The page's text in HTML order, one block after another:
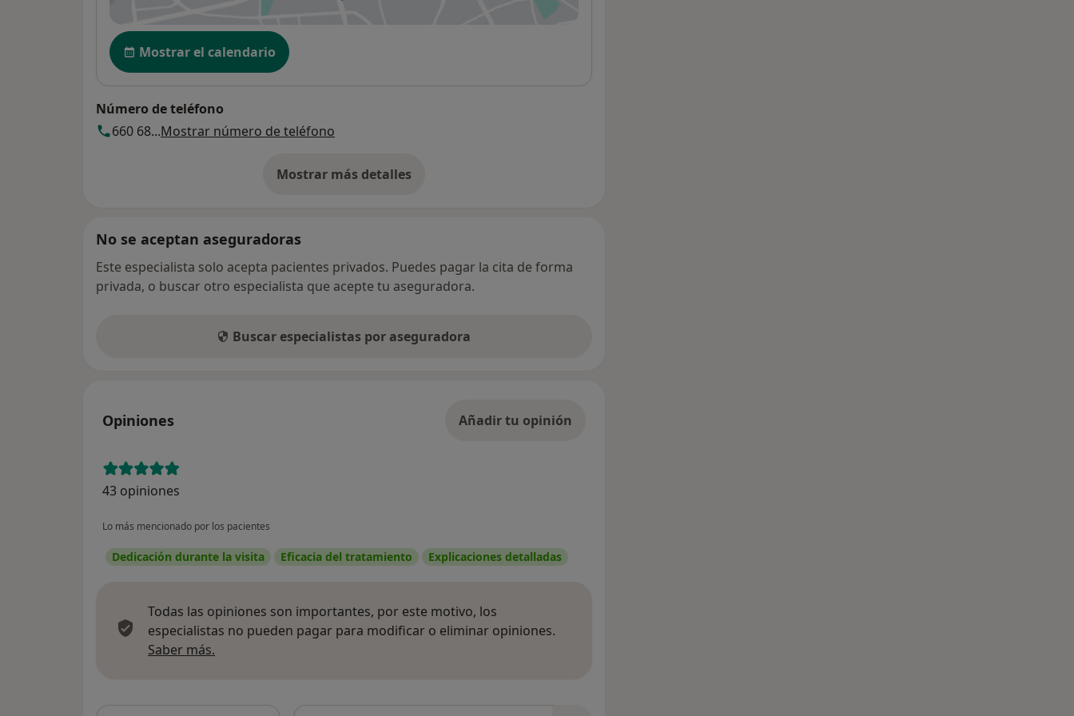
Disponibilidad
Mostrar el calendario
Número de teléfono
660 68...Mostrar número de teléfono
Mostrar más detalles
sobre la dirección
No se aceptan aseguradoras
Este especialista solo acepta pacientes privados. Puedes pagar la cita de forma
privada, o buscar otro especialista que acepte tu aseguradora.
Buscar especialistas por aseguradora
Opiniones Añadir tu opinión
43 opiniones
Lo más mencionado por los pacientes
Dedicación durante la visita Eficacia del tratamiento Explicaciones detalladas
Todas las opiniones son importantes, por este motivo, los
especialistas no pueden pagar para modificar o eliminar opiniones.
Saber más.